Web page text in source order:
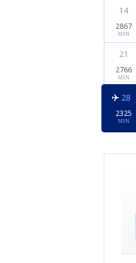
14
2867
MXN
21
2766
MXN
28
2325
MXN